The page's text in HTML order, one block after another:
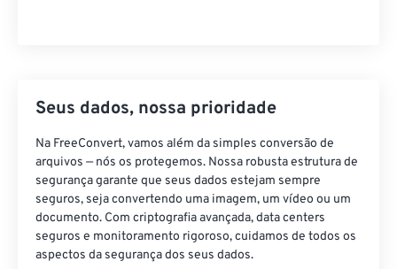
Seus dados, nossa prioridade
Na FreeConvert, vamos além da simples conversão de
arquivos — nós os protegemos. Nossa robusta estrutura de
segurança garante que seus dados estejam sempre
seguros, seja convertendo uma imagem, um vídeo ou um
documento. Com criptografia avançada, data centers
seguros e monitoramento rigoroso, cuidamos de todos os
aspectos da segurança dos seus dados.